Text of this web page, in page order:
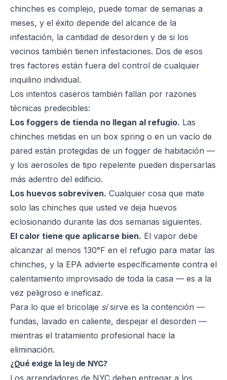
chinches es complejo, puede tomar de semanas a
meses, y el éxito depende del alcance de la
infestación, la cantidad de desorden y de si los
vecinos también tienen infestaciones. Dos de esos
tres factores están fuera del control de cualquier
inquilino individual.
Los intentos caseros también fallan por razones
técnicas predecibles:
Los foggers de tienda no llegan al refugio. Las
chinches metidas en un box spring o en un vacío de
pared están protegidas de un fogger de habitación —
y los aerosoles de tipo repelente pueden dispersarlas
más adentro del edificio.
Los huevos sobreviven. Cualquier cosa que mate
solo las chinches que usted ve deja huevos
eclosionando durante las dos semanas siguientes.
El calor tiene que aplicarse bien. El vapor debe
alcanzar al menos 130°F en el refugio para matar las
chinches, y la EPA advierte específicamente contra el
calentamiento improvisado de toda la casa — es a la
vez peligroso e ineficaz.
Para lo que el bricolaje sísirve es la contención —
fundas, lavado en caliente, despejar el desorden —
mientras el tratamiento profesional hace la
eliminación.
¿Qué exige la ley de NYC?
Los arrendadores de NYC deben entregar a los